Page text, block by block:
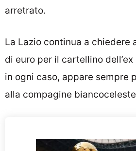
arretrato.
La Lazio continua a chiedere
di euro per il cartellino
in ogni caso, appare sempre
alla compagine